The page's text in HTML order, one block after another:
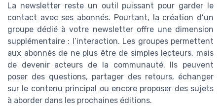
La newsletter reste un outil puissant pour garder le
contact avec ses abonnés. Pourtant, la création d’un
groupe dédié à votre newsletter offre une dimension
supplémentaire : l’interaction. Les groupes permettent
aux abonnés de ne plus être de simples lecteurs, mais
de devenir acteurs de la communauté. Ils peuvent
poser des questions, partager des retours, échanger
sur le contenu principal ou encore proposer des sujets
à aborder dans les prochaines éditions.